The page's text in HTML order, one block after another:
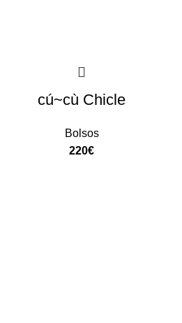
cú~cù Chicle
Bolsos
220€